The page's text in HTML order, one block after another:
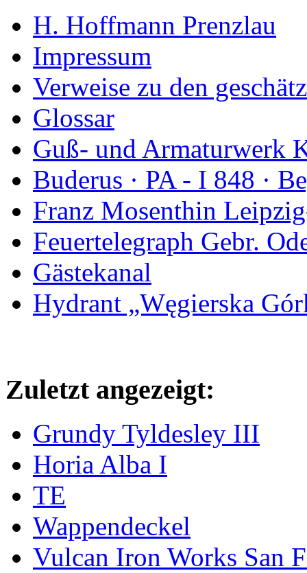
H. Hoffmann Prenzlau
Impressum
Verweise zu den
Glossar
Guß- und Armaturwerk
Buderus · PA - I 848 ·
Franz Mosenthin
Feuertelegraph Gebr.
Gästekanal
Hydrant „Węgierska
Zuletzt angezeigt:
Grundy Tyldesley III
Horia Alba I
TE
Wappendeckel
Vulcan Iron Works San